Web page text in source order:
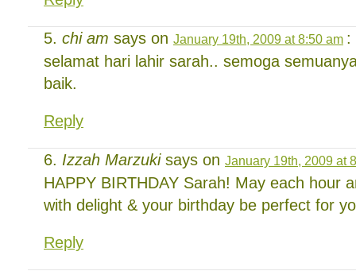
chi am says on January 19th, 2009 at 8:50 am :
selamat hari lahir sarah.. semoga
baik.
Reply
Izzah Marzukisays on January 19th, 2009 at
HAPPY BIRTHDAY Sarah! May each hour
with delight & your birthday be perfect for
Reply